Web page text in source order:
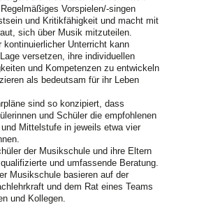
Vorspielen/-singen
und Kritikfähigkeit und macht mit
sich über Musik mitzuteilen.
kontinuierlicher Unterricht kann
versetzen, ihre individuellen
und Kompetenzen zu entwickeln
als bedeutsam für ihr Leben
sind so konzipiert, dass
und Schüler die empfohlenen
Mittelstufe in jeweils etwa vier
der Musikschule und ihre Eltern
und umfassende Beratung.
Musikschule basieren auf der
und dem Rat eines Teams
und Kollegen.